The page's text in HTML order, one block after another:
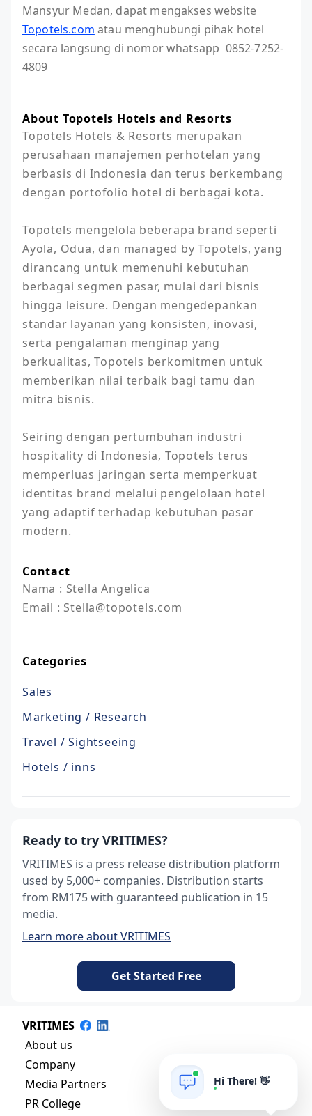
Mansyur Medan, dapat mengakses website
Topotels.com atau menghubungi pihak hotel
secara langsung di nomor whatsapp 0852-7252-
4809
About Topotels Hotels and Resorts
Topotels Hotels & Resorts merupakan
perusahaan manajemen perhotelan yang
berbasis di Indonesia dan terus berkembang
dengan portofolio hotel di berbagai kota.
Topotels mengelola beberapa brand seperti
Ayola, Odua, dan managed by Topotels, yang
dirancang untuk memenuhi kebutuhan
berbagai segmen pasar, mulai dari bisnis
hingga leisure. Dengan mengedepankan
standar layanan yang konsisten, inovasi,
serta pengalaman menginap yang
berkualitas, Topotels berkomitmen untuk
memberikan nilai terbaik bagi tamu dan
mitra bisnis.
Seiring dengan pertumbuhan industri
hospitality di Indonesia, Topotels terus
memperluas jaringan serta memperkuat
identitas brand melalui pengelolaan hotel
yang adaptif terhadap kebutuhan pasar
modern.
Contact
Nama : Stella Angelica
Email : Stella@topotels.com
Categories
Sales
Marketing / Research
Travel / Sightseeing
Hotels / inns
Ready to try VRITIMES?
VRITIMES is a press release distribution platform
used by 5,000+ companies. Distribution starts
from RM175 with guaranteed publication in 15
media.
Learn more about VRITIMES
Get Started Free
VRITIMES
About us
Company
Media Partners
PR College
Hi There! 👋